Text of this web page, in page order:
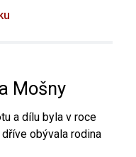
Mošny
a dílu byla v roce
obývala rodina